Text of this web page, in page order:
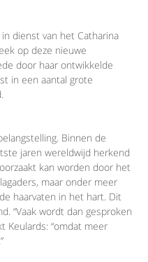
dienst van het Catharina
op deze nieuwe
door haar ontwikkelde
in een aantal grote
Binnen de
jaren wereldwijd herkend
kan worden door het
maar onder meer
haarvaten in het hart. Dit
“Vaak wordt dan gesproken
Keulards: “omdat meer